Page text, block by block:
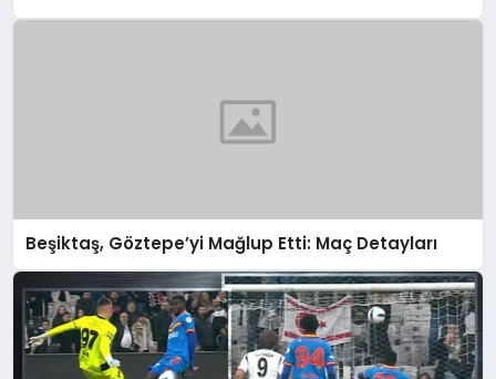
Beşiktaş, Göztepe’yi Mağlup Etti: Maç Detayları